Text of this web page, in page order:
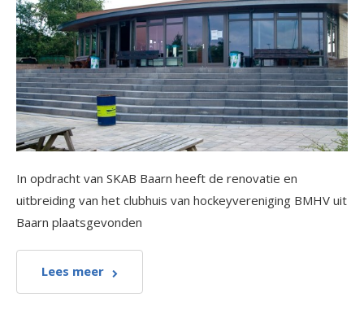
In opdracht van SKAB Baarn heeft de renovatie en
uitbreiding van het clubhuis van hockeyvereniging BMHV uit
Baarn plaatsgevonden
Lees meer